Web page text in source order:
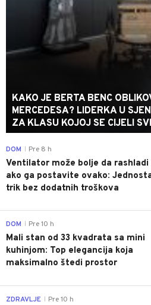
KAKO JE BERTA BENC
MERCEDESA? LIDERKA U
ZA KLASU KOJOJ SE CIJELI
DOM Pre 8 h
Ventilator može bolje da rashladi
ako ga postavite ovako:
trik bez dodatnih troškova
DOM Pre 10 h
Mali stan od 33 kvadrata sa mini
kuhinjom: Top elegancija koja
maksimalno štedi prostor
ZDRAVLJE Pre 10 h